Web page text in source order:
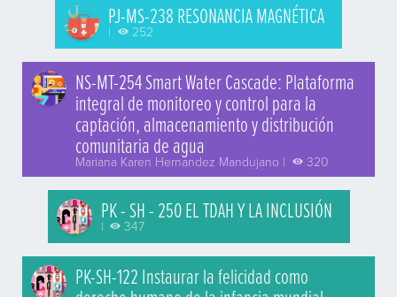
PJ-MS-238 RESONANCIA MAGNÉTICA
| 252
NS-MT-254 Smart Water Cascade: Plataforma
integral de monitoreo y control para la
captación, almacenamiento y distribución
comunitaria de agua
Mariana Karen Hernandez Mandujano | 320
PK - SH - 250 EL TDAH Y LA INCLUSIÓN
| 347
PK-SH-122 Instaurar la felicidad como